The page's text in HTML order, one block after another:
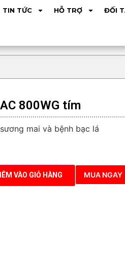
TIN TỨC HỖ TRỢ ĐỐI
800WG tím
mai và bệnh bạc lá
VÀO GIỎ HÀNG MUA NGAY